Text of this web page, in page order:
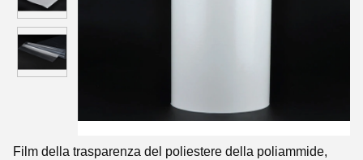
Film della trasparenza del poliestere della poliammide,